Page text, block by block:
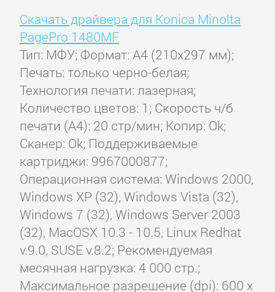
Скачать драйвера для Konica Minolta
PagePro 1480MF
Тип: МФУ; Формат: A4 (210x297 мм);
Печать: только черно-белая;
Технология печати: лазерная;
Количество цветов: 1; Скорость ч/б
печати (А4): 20 стр/мин; Копир: Ok;
Сканер: Ok; Поддерживаемые
картриджи: 9967000877;
Операционная система: Windows 2000,
Windows XP (32), Windows Vista (32),
Windows 7 (32), Windows Server 2003
(32), MacOSX 10.3 - 10.5, Linux Redhat
v.9.0, SUSE v.8.2; Рекомендуемая
месячная нагрузка: 4 000 стр.;
Максимальное разрешение (dpi): 600 x